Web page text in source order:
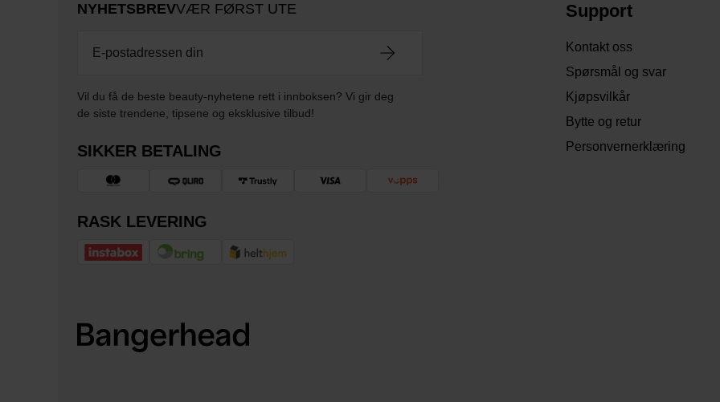
NYHETSBREVVÆR FØRST UTE
Vil du få de beste beauty-nyhetene rett i innboksen? Vi gir deg
de siste trendene, tipsene og eksklusive tilbud!
SIKKER BETALING
RASK LEVERING
Support
Kontakt oss
Spørsmål og svar
Kjøpsvilkår
Bytte og retur
Personvernerklæring